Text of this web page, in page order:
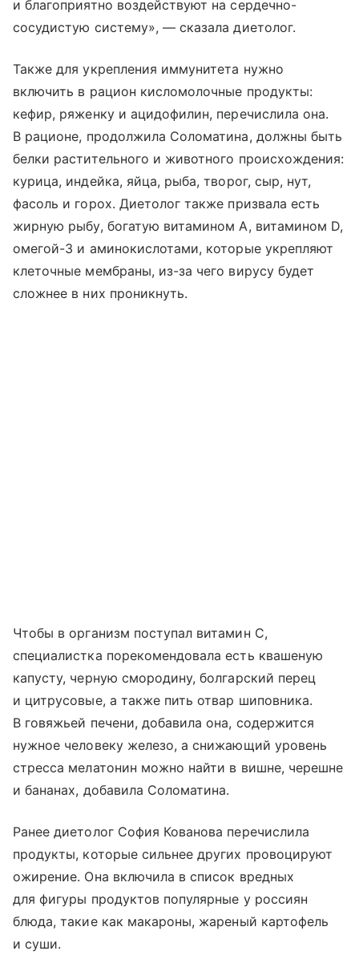
и благоприятно воздействуют на сердечно-
сосудистую систему», — сказала диетолог.
Также для укрепления иммунитета нужно
включить в рацион кисломолочные продукты:
кефир, ряженку и ацидофилин, перечислила она.
В рационе, продолжила Соломатина, должны быть
белки растительного и животного происхождения:
курица, индейка, яйца, рыба, творог, сыр, нут,
фасоль и горох. Диетолог также призвала есть
жирную рыбу, богатую витамином A, витамином D,
омегой-3 и аминокислотами, которые укрепляют
клеточные мембраны, из-за чего вирусу будет
сложнее в них проникнуть.
Чтобы в организм поступал витамин С,
специалистка порекомендовала есть квашеную
капусту, черную смородину, болгарский перец
и цитрусовые, а также пить отвар шиповника.
В говяжьей печени, добавила она, содержится
нужное человеку железо, а снижающий уровень
стресса мелатонин можно найти в вишне, черешне
и бананах, добавила Соломатина.
Ранее диетолог София Кованова перечислила
продукты, которые сильнее других провоцируют
ожирение. Она включила в список вредных
для фигуры продуктов популярные у россиян
блюда, такие как макароны, жареный картофель
и суши.